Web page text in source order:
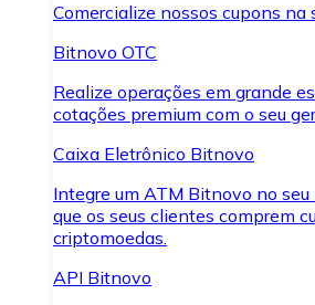
Comercialize nossos cupons na
Bitnovo OTC
Realize operações em grande
cotações premium com o seu
Caixa Eletrônico Bitnovo
Integre um ATM Bitnovo no
que os seus clientes comprem
criptomoedas.
API Bitnovo